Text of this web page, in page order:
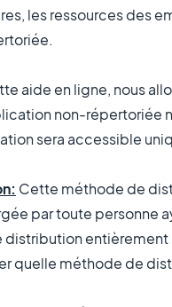
les ressources des
aide en ligne, nous
non-répertoriée
sera accessible
Cette méthode de
par toute personne
distribution entièrement
quelle méthode de